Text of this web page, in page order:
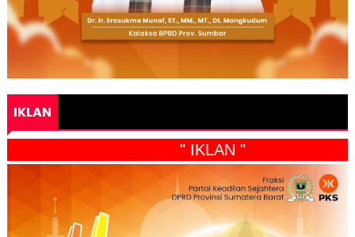
IKLAN
" IKLAN "